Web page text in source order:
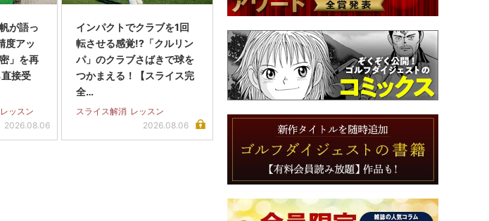
が語っ
度アッ
」を再
接受
レッスン
2026.08.06
インパクトでクラブを1回
転させる感覚!?「クルリン
パ」のクラブさばきで球を
つかまえる！【スライス完
全…
スライス解消 レッスン
2026.08.06